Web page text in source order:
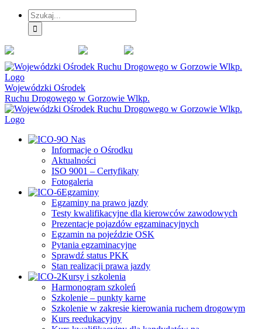
Przejdź
zawartości
Skip
selected
block:
Menu
główne
Szukaj
Portal
lubuskie.pl
Facebook
ISO
BIP
Wojewódzki Ośrodek
Ruchu Drogowego w Gorzowie Wlkp.
O Nas
Informacje o Ośrodku
Aktualności
ISO 9001 – Certyfikaty
Fotogaleria
Egzaminy
Egzaminy na prawo jazdy
Testy kwalifikacyjne dla kierowców zawodowych
Prezentacje pojazdów egzaminacyjnych
Egzamin na pojeździe OSK
Pytania egzaminacyjne
Sprawdź status PKK
Stan realizacji prawa jazdy
Kursy i szkolenia
Harmonogram szkoleń
Szkolenie – punkty karne
Szkolenie w zakresie kierowania ruchem drogowym
Kurs reedukacyjny